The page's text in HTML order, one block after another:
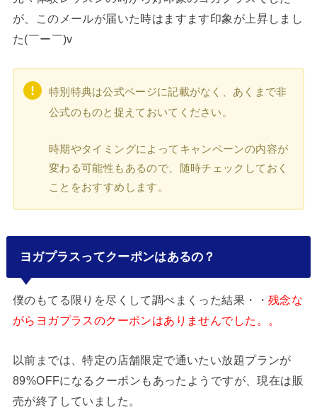
が、このメールが届いた時はますます印象が上昇しまし
た(￣ー￣)v
特別特典は公式ページに記載がなく、あくまで非
公式のものと捉えておいてください。
時期やタイミングによってキャンペーンの内容が
変わる可能性もあるので、随時チェックしておく
ことをおすすめします。
ヨガプラスってクーポンはあるの？
僕のもてる限りを尽くして調べまくった結果・・ 残念な
がらヨガプラスのクーポンはありませんでした。。
以前までは、特定の店舗限定で通いたい放題プランが
89%OFFになるクーポンもあったようですが、現在は販
売が終了していました。